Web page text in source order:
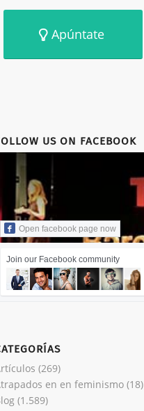
Apúntate
US ON FACEBOOK
Open facebook page now
Join our Facebook community
(269)
en en feminismo(18)
(1.589)